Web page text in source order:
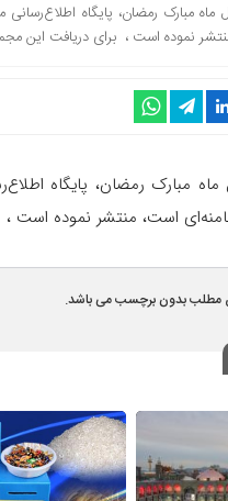
ماه مبارک رمضان، پایگاه
نموده است ، برای دریافت این
مبارک رمضان، پایگاه
است، منتشر نموده است
مطلب بدون برچسب می باشد.